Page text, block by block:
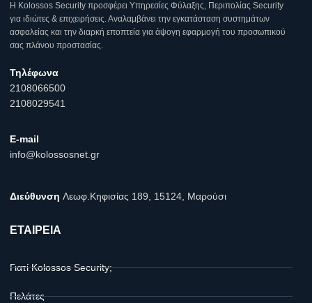
Η Κοlossos Security προσφέρει Υπηρεσίες Φύλαξης, Περιπολίας Security
για ιδιώτες & επιχειρήσεις. Αναλαμβάνει την εγκατάσταση συστημάτων
ασφαλείας και την διαρκή εποπτεία για άψογη εφαρμογή του προσωπικού
σας πλάνου προστασίας.
Τηλέφωνα
2108066500
2108029541
E-mail
info@kolossosnet.gr
Διεύθυνση Λεωφ.Κηφισίας 189, 15124, Μαρούσι
ΕΤΑΙΡΕΙΑ
Γιατί Kolossos Security;
Πελάτες